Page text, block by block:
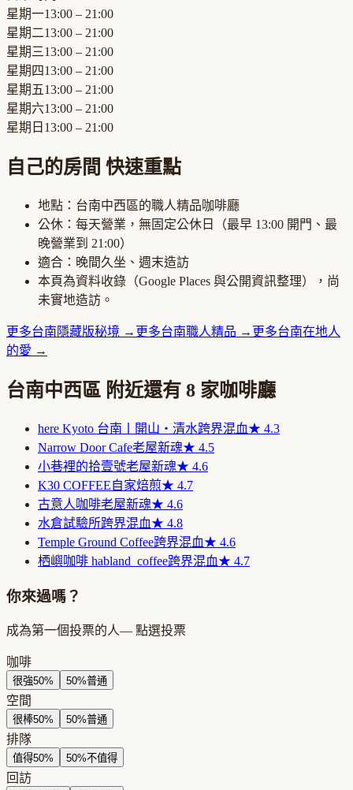
星期一13:00 – 21:00
星期二13:00 – 21:00
星期三13:00 – 21:00
星期四13:00 – 21:00
星期五13:00 – 21:00
星期六13:00 – 21:00
星期日 13:00 – 21:00
自己的房間 快速重點
地點： 台南中西區的職人精品咖啡廳
公休： 每天營業，無固定公休日 （最早 13:00 開門、最
晚營業到 21:00）
適合： 晚間久坐、週末造訪
本頁為資料收錄（Google Places 與公開資訊整理），尚
未實地造訪。
更多台南隱藏版秘境 → 更多台南職人精品 → 更多台南在地人
的愛 →
台南中西區 附近還有 8 家咖啡廳
here Kyoto 台南丨開山・清水跨界混血★ 4.3
Narrow Door Cafe老屋新魂★ 4.5
小巷裡的拾壹號老屋新魂★ 4.6
K30 COFFEE自家焙煎★ 4.7
古意人咖啡老屋新魂★ 4.6
水倉試驗所跨界混血★ 4.8
Temple Ground Coffee跨界混血★ 4.6
栖嶼咖啡 habland_coffee跨界混血★ 4.7
你來過嗎？
成為第一個投票的人— 點選投票
咖啡
很強50% 50%普通
空間
很棒50% 50%普通
排隊
值得50% 50%不值得
回訪